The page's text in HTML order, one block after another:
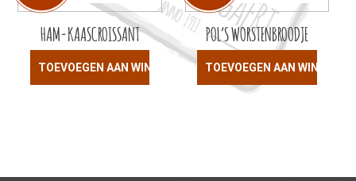
HAM-KAASCROISSANT
TOEVOEGEN AAN WINKELWAGEN
POL’S WORSTENBROODJE
TOEVOEGEN AAN